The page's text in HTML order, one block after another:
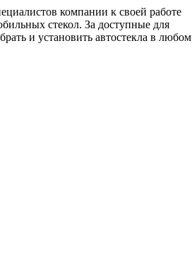
компании к своей работе
стекол. За доступные для
и установить автостекла в любом